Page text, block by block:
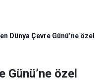
Dünya Çevre Günü’ne özel
Günü’ne özel